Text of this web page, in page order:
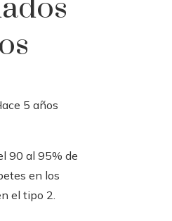
5 años
90 al 95% de
en los
el tipo 2.